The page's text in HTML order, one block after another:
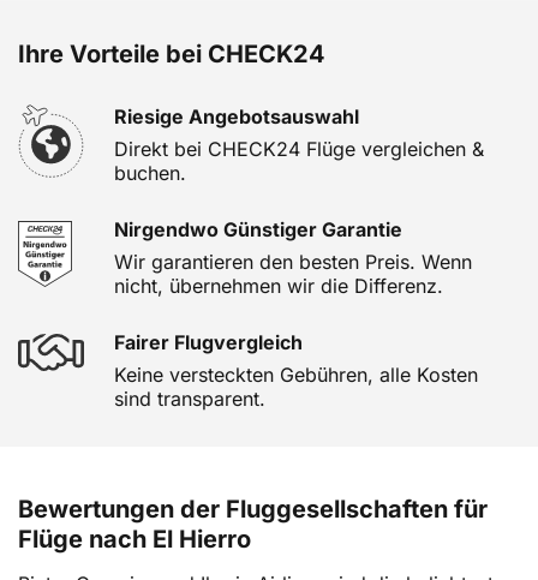
Ihre Vorteile bei CHECK24
Riesige Angebotsauswahl
Direkt bei CHECK24 Flüge vergleichen &
buchen.
Nirgendwo Günstiger Garantie
Wir garantieren den besten Preis. Wenn
nicht, übernehmen wir die Differenz.
Fairer Flugvergleich
Keine versteckten Gebühren, alle Kosten
sind transparent.
Bewertungen der Fluggesellschaften für
Flüge nach El Hierro